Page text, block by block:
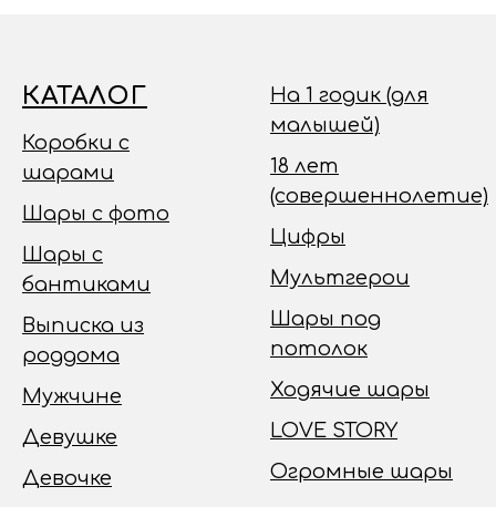
КАТАЛОГ
Коробки с
шарами
Шары с фото
Шары с
бантиками
Выписка из
роддома
Мужчине
Девушке
Девочке
На 1 годик (для
малышей)
18 лет
(совершеннолетие)
Цифры
Мультгерои
Шары под
потолок
Ходячие шары
LOVE STORY
Огромные шары